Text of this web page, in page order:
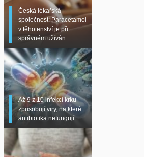
Česká lékařská
společnost: Paracetamol
v těhotenství je při
správném užíván ..
Až 9 z 10 infekcí krku
způsobují viry, na které
antibiotika nefungují